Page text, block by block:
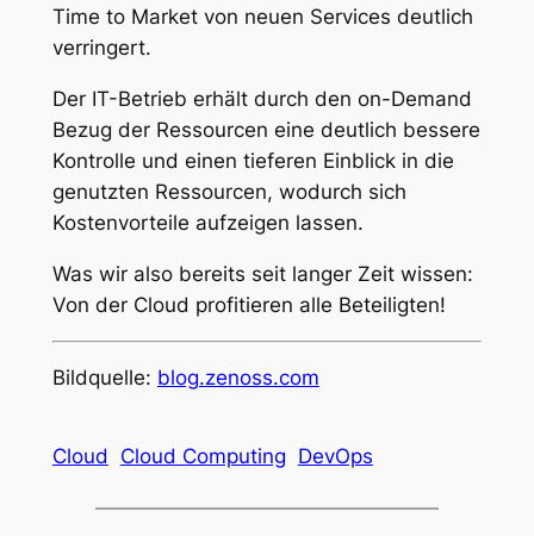
Time to Market von neuen Services deutlich
verringert.
Der IT-Betrieb erhält durch den on-Demand
Bezug der Ressourcen eine deutlich bessere
Kontrolle und einen tieferen Einblick in die
genutzten Ressourcen, wodurch sich
Kostenvorteile aufzeigen lassen.
Was wir also bereits seit langer Zeit wissen:
Von der Cloud profitieren alle Beteiligten!
Bildquelle: blog.zenoss.com
Cloud Cloud Computing DevOps